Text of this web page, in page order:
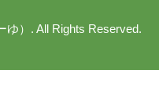
） . All Rights Reserved.